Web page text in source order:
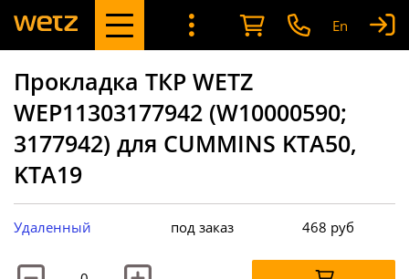
En
Прокладка ТКР WETZ
WEP11303177942 (W10000590;
3177942) для CUMMINS KTA50,
KTA19
Удаленный под заказ 468 руб